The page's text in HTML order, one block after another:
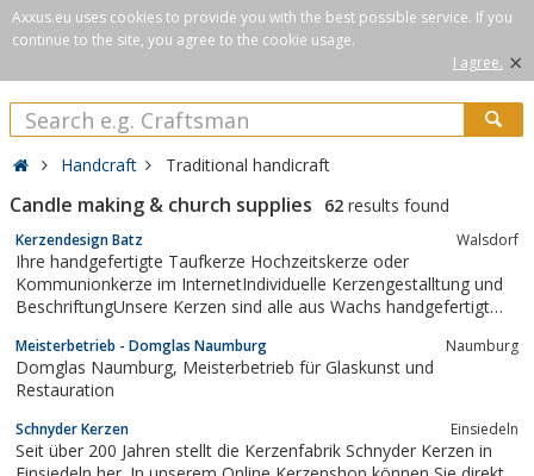
Axxus.eu uses cookies to provide you with the best possible service. If you
continue to the site, you agree to the cookie usage.
I agree. ×
Handcraft Traditional handicraft
Candle making & church supplies 62 results found
Kerzendesign Batz Walsdorf
Ihre handgefertigte Taufkerze Hochzeitskerze oder
Kommunionkerze im InternetIndividuelle Kerzengestalltung und
BeschriftungUnsere Kerzen sind alle aus Wachs handgefertigt
Meisterbetrieb - Domglas Naumburg Naumburg
Domglas Naumburg, Meisterbetrieb für Glaskunst und
Restauration
Schnyder Kerzen Einsiedeln
Seit über 200 Jahren stellt die Kerzenfabrik Schnyder Kerzen in